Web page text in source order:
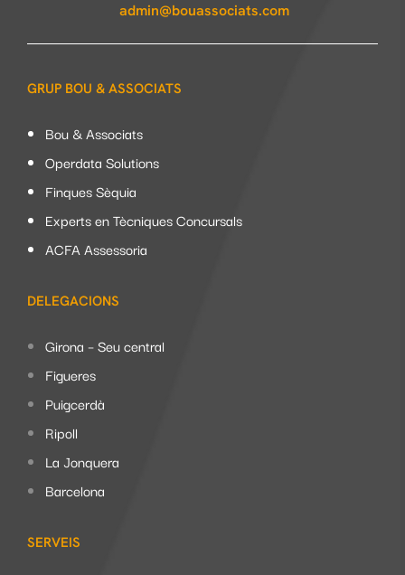
admin@bouassociats.com
GRUP BOU & ASSOCIATS
Bou & Associats
Operdata Solutions
Finques Sèquia
Experts en Tècniques Concursals
ACFA Assessoria
DELEGACIONS
Girona – Seu central
Figueres
Puigcerdà
Ripoll
La Jonquera
Barcelona
SERVEIS